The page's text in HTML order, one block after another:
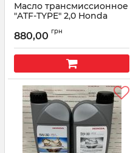
Масло трансмиссионное
"ATF-TYPE" 2,0 Honda
Артикул: 082009015
880,00 грн